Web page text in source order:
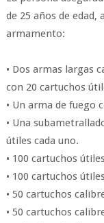
de 25 años de
armamento:
• Dos armas largas
con 20 cartuchos
• Un arma de fuego
• Una
útiles cada uno.
• 100 cartuchos
• 100 cartuchos
• 50 cartuchos
• 50 cartuchos